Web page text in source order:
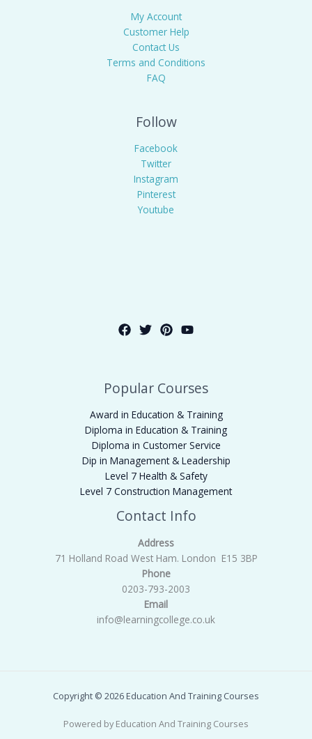
My Account
Customer Help
Contact Us
Terms and Conditions
FAQ
Follow
Facebook
Twitter
Instagram
Pinterest
Youtube
Popular Courses
Award in Education & Training
Diploma in Education & Training
Diploma in Customer Service
Dip in Management & Leadership
Level 7 Health & Safety
Level 7 Construction Management
Contact Info
Address
71 Holland Road West Ham. London E15 3BP
Phone
0203-793-2003
Email
info@learningcollege.co.uk
Copyright © 2026 Education And Training Courses
Powered by Education And Training Courses